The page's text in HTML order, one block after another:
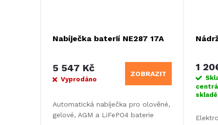
Nabíječka baterií NE287 17A
5 547 Kč
Vyprodáno
ZOBRAZIT
Automatická nabíječka pro olověné,
gelové, AGM a LiFePO4 baterie
1
skladě